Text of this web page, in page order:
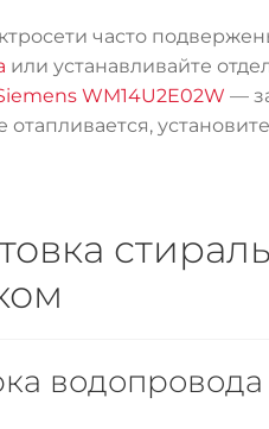
часто
или устанавливайте
WM14U2E02W —
отапливается, установите